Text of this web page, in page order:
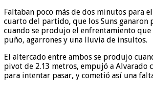
Faltaban poco más de dos minutos para
cuarto del partido, que los Suns ganaron
cuando se produjo el enfrentamiento
puño, agarrones y una lluvia de insultos.
El altercado entre ambos se produjo
pivot de 2.13 metros, empujó a Alvarado
para intentar pasar, y cometió así una